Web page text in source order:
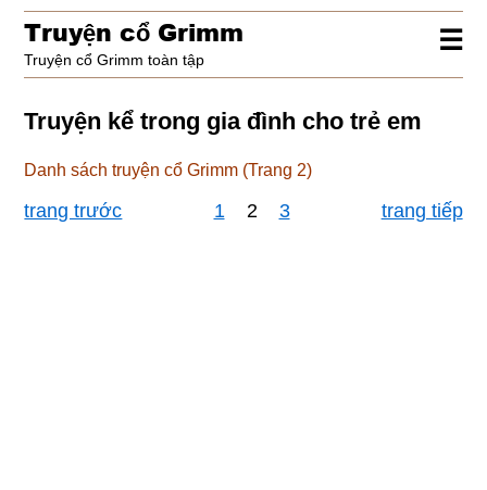
☰
Truyện cổ Grimm
Truyện cổ Grimm toàn tập
Truyện kể trong gia đình cho trẻ em
Danh sách truyện cổ Grimm (Trang 2)
trang trước trang tiếp
1 2 3